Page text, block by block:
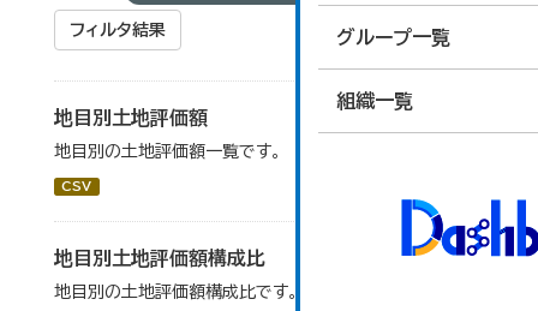
グループ一覧
組織一覧
フィルタ結果
地目別土地評価額
地目別の土地評価額一覧です。
CSV
地目別土地評価額構成比
地目別の土地評価額構成比です。